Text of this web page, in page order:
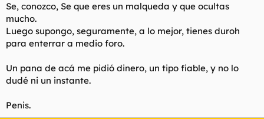
Se, conozco, Se que eres un malqueda y que ocultas
mucho.
Luego supongo, seguramente, a lo mejor, tienes duroh
para enterrar a medio foro.
Un pana de acá me pidió dinero, un tipo fiable, y no lo
dudé ni un instante.
Penis.